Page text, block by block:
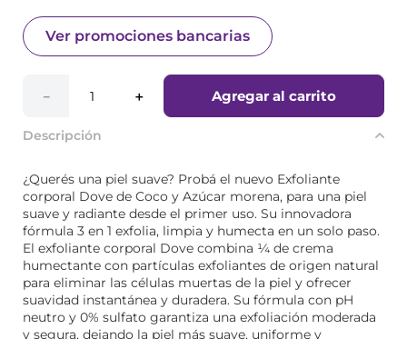
Ver promociones bancarias
＋
－ Agregar al carrito
Descripción
¿Querés una piel suave? Probá el nuevo Exfoliante
corporal Dove de Coco y Azúcar morena, para una piel
suave y radiante desde el primer uso. Su innovadora
fórmula 3 en 1 exfolia, limpia y humecta en un solo paso.
El exfoliante corporal Dove combina ¼ de crema
humectante con partículas exfoliantes de origen natural
para eliminar las células muertas de la piel y ofrecer
suavidad instantánea y duradera. Su fórmula con pH
neutro y 0% sulfato garantiza una exfoliación moderada
y segura, dejando la piel más suave, uniforme y